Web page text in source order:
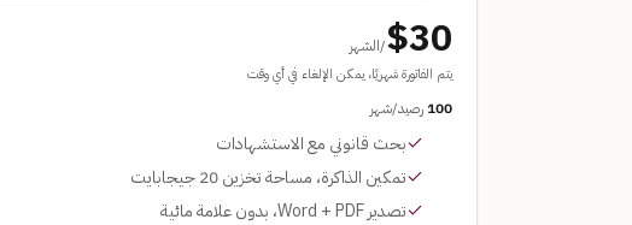
$30/الشهر
يتم الفاتورة شهريًا، يمكن الإلغاء في أي وقت
100 رصيد/شهر
بحث قانوني مع الاستشهادات
تمكين الذاكرة، مساحة تخزين 20 جيجابايت
تصدير Word + PDF، بدون علامة مائية